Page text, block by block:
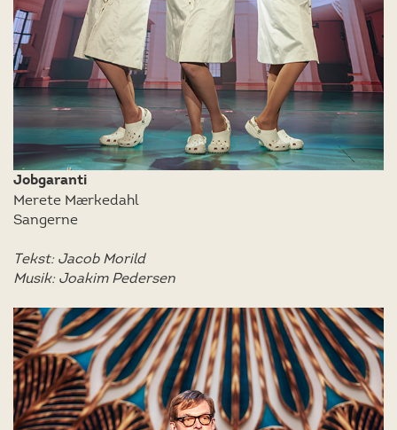
Jobgaranti
Merete Mærkedahl
Sangerne
Tekst: Jacob Morild
Musik: Joakim Pedersen